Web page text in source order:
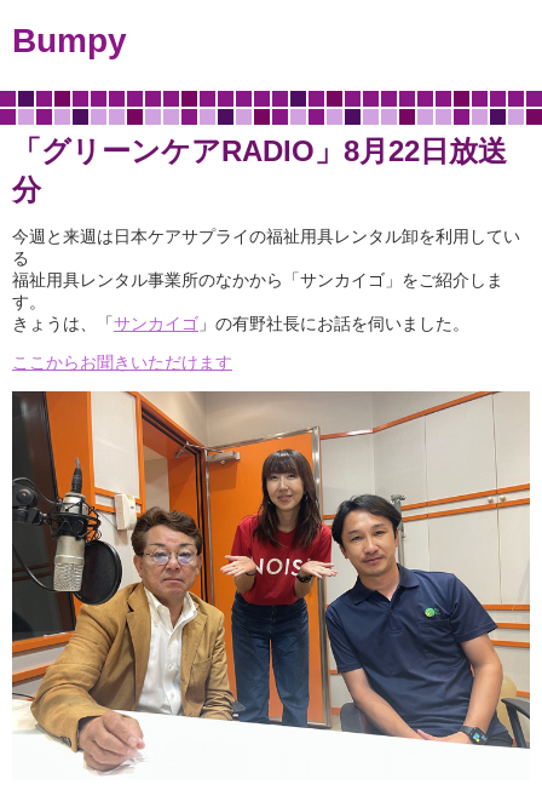
Bumpy
「グリーンケアRADIO」8月22日放送
分
今週と来週は日本ケアサプライの福祉用具レンタル卸を利用してい
る
福祉用具レンタル事業所のなかから「サンカイゴ」をご紹介しま
す。
きょうは、「サンカイゴ 」の有野社長にお話を伺いました。
ここからお聞きいただけます